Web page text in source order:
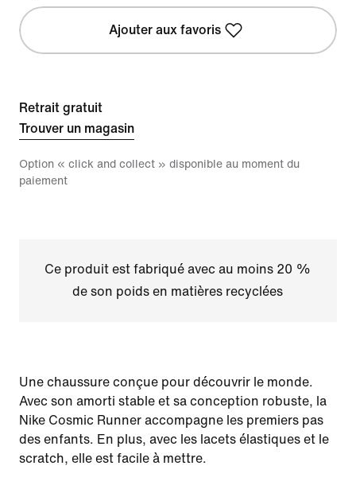
Ajouter aux favoris
Retrait gratuit
Trouver un magasin
Option « click and collect » disponible au moment du
paiement
Ce produit est fabriqué avec au moins 20 %
de son poids en matières recyclées
Une chaussure conçue pour découvrir le monde.
Avec son amorti stable et sa conception robuste, la
Nike Cosmic Runner accompagne les premiers pas
des enfants. En plus, avec les lacets élastiques et le
scratch, elle est facile à mettre.